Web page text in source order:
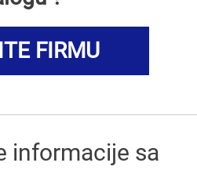
FIRMU
informacije sa